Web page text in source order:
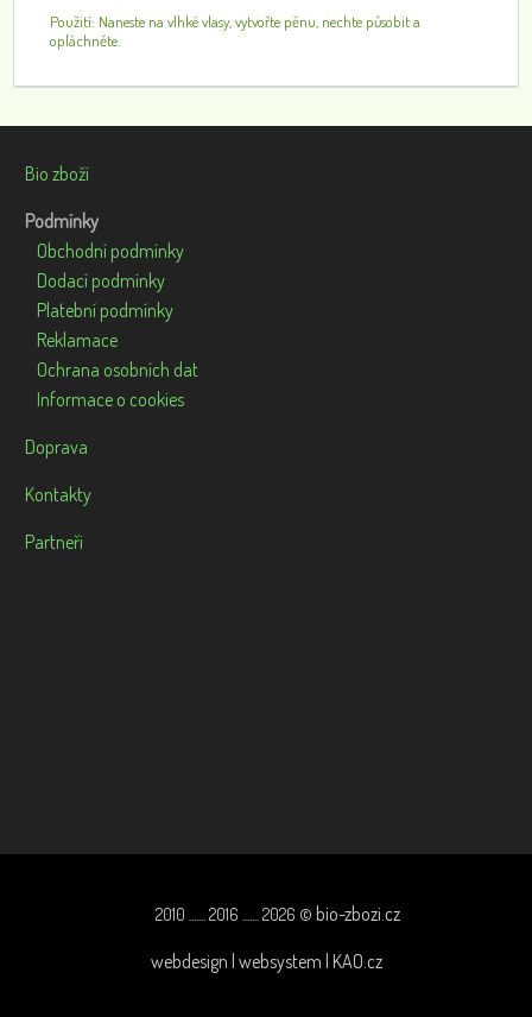
Použití: Naneste na vlhké vlasy, vytvořte pěnu, nechte působit a
opláchněte.
Bio zboží
Podmínky
Obchodní podmínky
Dodací podmínky
Platební podmínky
Reklamace
Ochrana osobních dat
Informace o cookies
Doprava
Kontakty
Partneři
2010 ....... 2016 ....... 2026 © bio-zbozi.cz
webdesign | websystem | KAO.cz